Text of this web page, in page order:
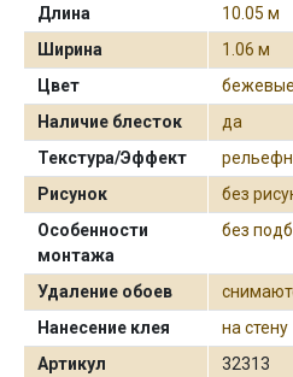
Длина
10.05 м
Ширина
1.06 м
Цвет
Наличие блесток
да
Текстура/Эффект
Рисунок
без
Особенности
монтажа
без
Удаление обоев
Нанесение клея
на стену
Артикул
32313